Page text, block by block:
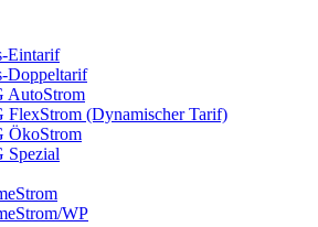
Eintarif
Doppeltarif
AutoStrom
FlexStrom (Dynamischer Tarif)
ÖkoStrom
Spezial
WP